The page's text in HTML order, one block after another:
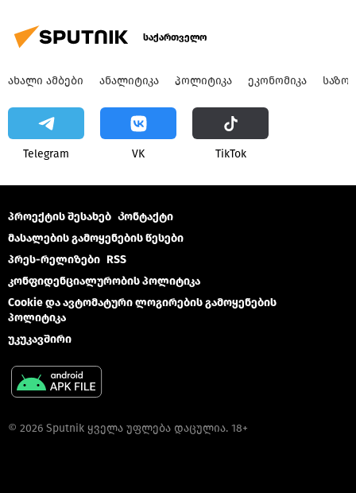
საქართველო
ᲐᲮᲐᲚᲘ ᲐᲛᲑᲔᲑᲘ ᲐᲜᲐᲚᲘᲢᲘᲙᲐ ᲞᲝᲚᲘᲢᲘᲙᲐ ᲔᲙᲝᲜᲝᲛᲘᲙᲐ
Telegram VK ТikТоk
პროექტის შესახებ Კონტაქტი
მასალების გამოყენების წესები
პრეს-რელიზები RSS
კონფიდენციალურობის პოლიტიკა
Cookie და ავტომატური ლოგირების გამოყენების
პოლიტიკა
უკუკავშირი
© 2026 Sputnik ყველა უფლება დაცულია. 18+